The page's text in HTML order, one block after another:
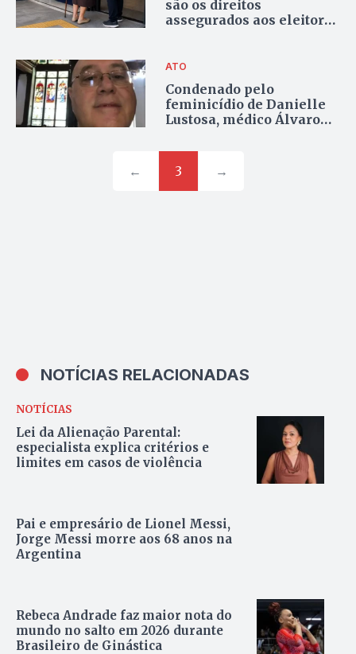
são os direitos
assegurados aos eleitores
ATO
Condenado pelo
feminicídio de Danielle
Lustosa, médico Álvaro
Prefeitura de Palmas
←
3 →
NOTÍCIAS RELACIONADAS
NOTÍCIAS
Lei da Alienação Parental:
especialista explica critérios e
limites em casos de violência
Pai e empresário de Lionel Messi,
Jorge Messi morre aos 68 anos na
Argentina
Rebeca Andrade faz maior nota do
mundo no salto em 2026 durante
Brasileiro de Ginástica